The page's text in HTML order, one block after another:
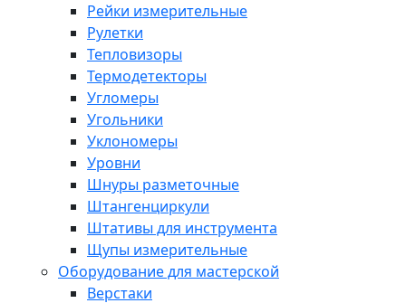
Рейки измерительные
Рулетки
Тепловизоры
Термодетекторы
Угломеры
Угольники
Уклономеры
Уровни
Шнуры разметочные
Штангенциркули
Штативы для инструмента
Щупы измерительные
Оборудование для мастерской
Верстаки